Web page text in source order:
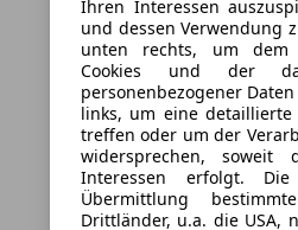
Ihren Interessen
und dessen Verwendung
unten rechts, um dem
Cookies und der
personenbezogener
links, um eine detaillierte
treffen oder um der
widersprechen, soweit
Interessen erfolgt. Die
Übermittlung
Drittländer, u.a. die USA,